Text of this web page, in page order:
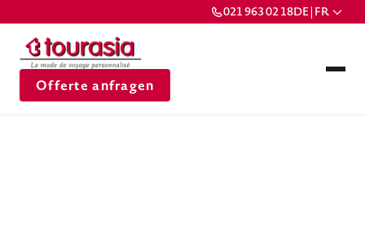
021 963 02 18DE | FR
Offerte anfragen